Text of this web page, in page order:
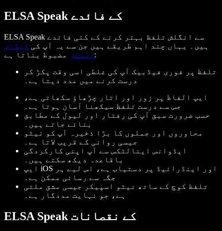
ELSA Speak کے فائدے
ELSA Speak سے انگلش تلفظ بہتر کرنے کے کئی فائدے
ہیں۔ یہاں چند اہم طریقے ہیں جن سے یہ آپ کی انگلش
اسکلز مضبوط بناتا ہے:
تلفظ پر فوری فیڈبیک آپ کی غلطی اسی وقت پکڑ کر
درست کرنے میں مدد دیتا ہے۔
ایپ الفاظ پر زور اور اتار چڑھاؤ سکھاتی ہے،
جس سے درست تلفظ سیکھنا آسان ہوتا ہے۔
حسب ضرورت سبق آپ کی رفتار اور لیول کے مطابق
بنائے جاتے ہیں۔
محاوروں اور جملوں کا بڑا ذخیرہ آپ کو نیٹو
جیسی روانی کے قریب لاتا ہے۔
ایڈوانس اینالٹکس سے آپ اپنی کارکردگی
باقاعدہ دیکھ سکتے ہیں۔
ایپ iOS اور اینڈرائیڈ پر دستیاب ہے، اس لیے ہر
جگہ سے رسائی ممکن ہے۔
تلفظ کوچ کے ساتھ نیٹو اسپیکر جیسی مشق ملتی
ہے، جو نہایت مددگار ہے۔
ELSA Speak کے نقصانات